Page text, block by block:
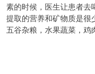
素的时候，医生让患者去
提取的营养和矿物质是很
五谷杂粮，水果蔬菜，鸡